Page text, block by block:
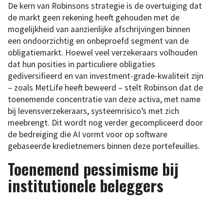
De kern van Robinsons strategie is de overtuiging dat
de markt geen rekening heeft gehouden met de
mogelijkheid van aanzienlijke afschrijvingen binnen
een ondoorzichtig en onbeproefd segment van de
obligatiemarkt. Hoewel veel verzekeraars volhouden
dat hun posities in particuliere obligaties
gediversifieerd en van investment-grade-kwaliteit zijn
– zoals MetLife heeft beweerd – stelt Robinson dat de
toenemende concentratie van deze activa, met name
bij levensverzekeraars, systeemrisico’s met zich
meebrengt. Dit wordt nog verder gecompliceerd door
de bedreiging die AI vormt voor op software
gebaseerde kredietnemers binnen deze portefeuilles.
Toenemend pessimisme bij
institutionele beleggers